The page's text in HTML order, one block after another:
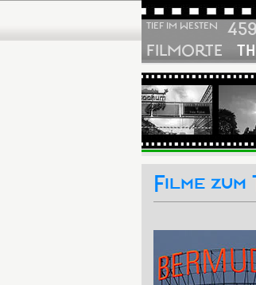
TIEF IM WESTEN
FILMORTE
Filme